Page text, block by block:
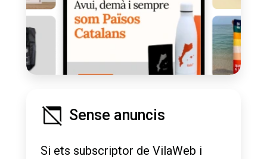
Sense anuncis
Si ets subscriptor de VilaWeb i